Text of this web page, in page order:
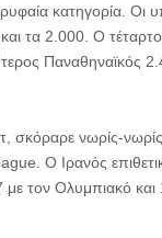
κατηγορία. Οι
τα 2.000. Ο
Παναθηναϊκός
σκόραρε νωρίς-νωρίς
Ο Ιρανός
με τον Ολυμπιακό και